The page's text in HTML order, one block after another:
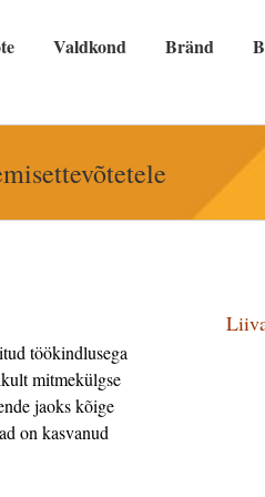
Valdkond Bränd
töökindlusega
mitmekülgse
jaoks kõige
on kasvanud